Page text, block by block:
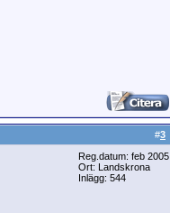
#3
Reg.datum: feb 2005
Ort: Landskrona
Inlägg: 544